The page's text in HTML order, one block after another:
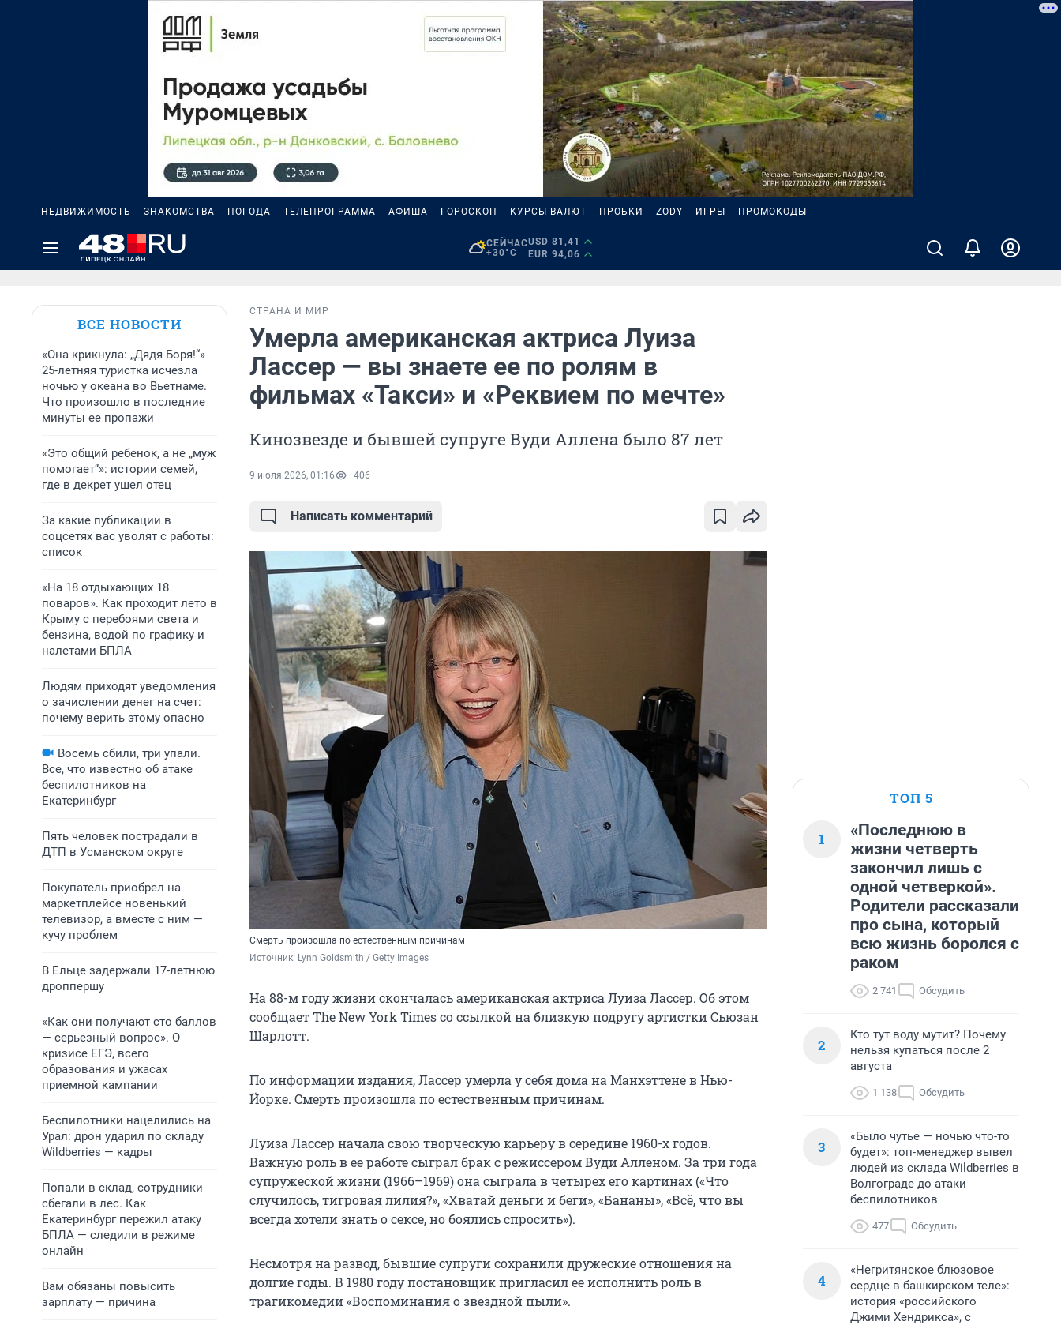
НЕДВИЖИМОСТЬ ЗНАКОМСТВА ПОГОДА ТЕЛЕПРОГРАММА АФИША ГОРОСКОП КУРСЫ ВАЛЮТ ПРОБКИ ZODY ИГРЫ ПРОМОКОДЫ
СЕЙЧАС
+30°C
USD 81,41
EUR 94,06
ВСЕ НОВОСТИ
«Она крикнула: „Дядя Боря!“»
25-летняя туристка исчезла
ночью у океана во Вьетнаме.
Что произошло в последние
минуты ее пропажи
«Это общий ребенок, а не „муж
помогает“»: истории семей,
где в декрет ушел отец
За какие публикации в
соцсетях вас уволят с работы:
список
«На 18 отдыхающих 18
поваров». Как проходит лето в
Крыму с перебоями света и
бензина, водой по графику и
налетами БПЛА
Людям приходят уведомления
о зачислении денег на счет:
почему верить этому опасно
Восемь сбили, три упали.
Все, что известно об атаке
беспилотников на
Екатеринбург
Пять человек пострадали в
ДТП в Усманском округе
Покупатель приобрел на
маркетплейсе новенький
телевизор, а вместе с ним —
кучу проблем
В Ельце задержали 17-летнюю
дроппершу
«Как они получают сто баллов
— серьезный вопрос». О
кризисе ЕГЭ, всего
образования и ужасах
приемной кампании
Беспилотники нацелились на
Урал: дрон ударил по складу
Wildberries — кадры
Попали в склад, сотрудники
сбегали в лес. Как
Екатеринбург пережил атаку
БПЛА — следили в режиме
онлайн
Вам обязаны повысить
зарплату — причина
СТРАНА И МИР
Умерла американская актриса Луиза
Лассер — вы знаете ее по ролям в
фильмах «Такси» и «Реквием по мечте»
Кинозвезде и бывшей супруге Вуди Аллена было 87 лет
9 июля 2026, 01:16 406
Написать комментарий
Смерть произошла по естественным причинам
Источник: Lynn Goldsmith / Getty Images
На 88-м году жизни скончалась американская актриса Луиза Лассер. Об этом
сообщает The New York Times со ссылкой на близкую подругу артистки Сьюзан
Шарлотт.
По информации издания, Лассер умерла у себя дома на Манхэттене в Нью-
Йорке. Смерть произошла по естественным причинам.
Луиза Лассер начала свою творческую карьеру в середине 1960-х годов.
Важную роль в ее работе сыграл брак с режиссером Вуди Алленом. За три года
супружеской жизни (1966–1969) она сыграла в четырех его картинах («Что
случилось, тигровая лилия?», «Хватай деньги и беги», «Бананы», «Всё, что вы
всегда хотели знать о сексе, но боялись спросить»).
Несмотря на развод, бывшие супруги сохранили дружеские отношения на
долгие годы. В 1980 году постановщик пригласил ее исполнить роль в
трагикомедии «Воспоминания о звездной пыли».
ТОП 5
1
«Последнюю в
жизни четверть
закончил лишь с
одной четверкой».
Родители рассказали
про сына, который
всю жизнь боролся с
раком
2 741 Обсудить
2
Кто тут воду мутит? Почему
нельзя купаться после 2
августа
1 138 Обсудить
3
«Было чутье — ночью что-то
будет»: топ-менеджер вывел
людей из склада Wildberries в
Волгограде до атаки
беспилотников
477 Обсудить
4
«Негритянское блюзовое
сердце в башкирском теле»:
история «российского
Джими Хендрикса», с